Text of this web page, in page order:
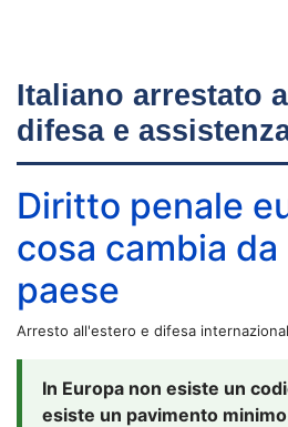
Italiano arrestato
difesa e
Diritto penale
cosa cambia da
paese
Arresto all'estero e difesa
In Europa non esiste un
esiste un pavimento